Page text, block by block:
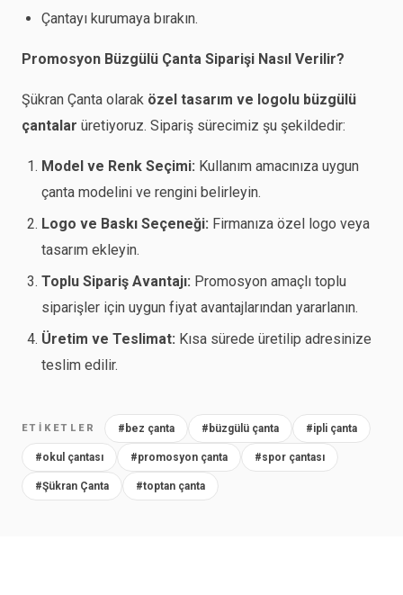
Çantayı kurumaya bırakın.
Promosyon Büzgülü Çanta Siparişi Nasıl Verilir?
Şükran Çanta olarak özel tasarım ve logolu büzgülü
çantalar üretiyoruz. Sipariş sürecimiz şu şekildedir:
Model ve Renk Seçimi: Kullanım amacınıza uygun
çanta modelini ve rengini belirleyin.
Logo ve Baskı Seçeneği: Firmanıza özel logo veya
tasarım ekleyin.
Toplu Sipariş Avantajı: Promosyon amaçlı toplu
siparişler için uygun fiyat avantajlarından yararlanın.
Üretim ve Teslimat: Kısa sürede üretilip adresinize
teslim edilir.
ETIKETLER #bez çanta #büzgülü çanta #ipli çanta
#okul çantası #promosyon çanta #spor çantası
#Şükran Çanta #toptan çanta